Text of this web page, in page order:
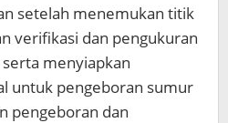
setelah menemukan titik
verifikasi dan pengukuran
menyiapkan
untuk pengeboran sumur
pengeboran dan